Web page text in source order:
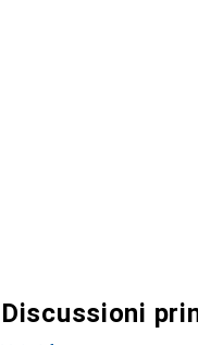
Discussioni